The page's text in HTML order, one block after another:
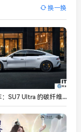
换一换
小米汽车：SU7 Ultra 的碳纤维双风道前舱盖受损后大部分情况下只能更换